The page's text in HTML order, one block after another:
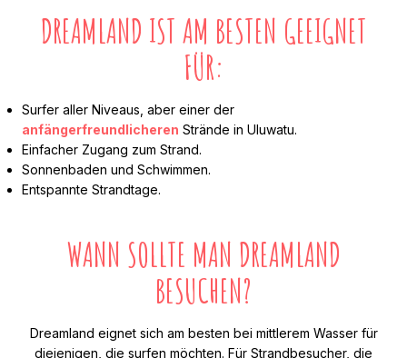
DREAMLAND IST AM BESTEN GEEIGNET
FÜR:
Surfer aller Niveaus, aber einer der
anfängerfreundlicheren Strände in Uluwatu.
Einfacher Zugang zum Strand.
Sonnenbaden und Schwimmen.
Entspannte Strandtage.
WANN SOLLTE MAN DREAMLAND
BESUCHEN?
Dreamland eignet sich am besten bei mittlerem Wasser für
diejenigen, die surfen möchten. Für Strandbesucher, die